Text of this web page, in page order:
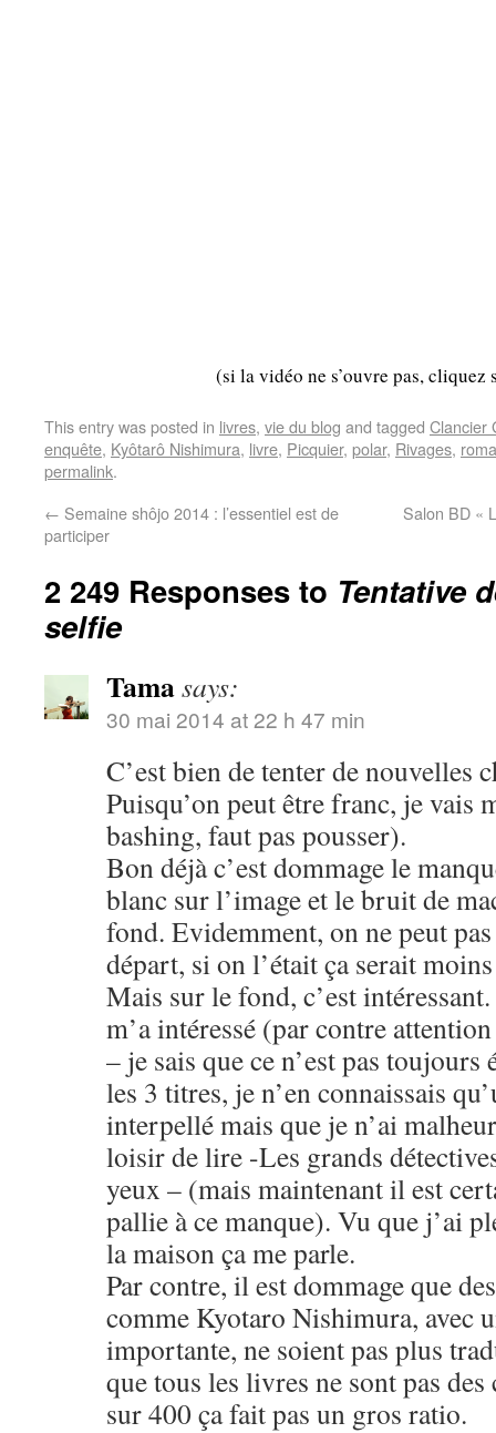
(si la vidéo ne s’ouvre pas, cliquez
This entry was posted in livres, vie du blog and tagged Clancier
enquête, Kyôtarô Nishimura, livre, Picquier, polar, Rivages,
permalink.
← Semaine shôjo 2014 : l’essentiel est de
participer
Salon BD «
2 249 Responses to Tentative
selfie
Tamasays:
30 mai 2014 at 22 h 47 min
C’est bien de tenter de nouvelles
Puisqu’on peut être franc, je vais
bashing, faut pas pousser).
Bon déjà c’est dommage le
blanc sur l’image et le bruit de
fond. Evidemment, on ne peut
départ, si on l’était ça serait
Mais sur le fond, c’est
m’a intéressé (par contre
– je sais que ce n’est pas
les 3 titres, je n’en connaissais
interpellé mais que je n’ai
loisir de lire -Les grands
yeux – (mais maintenant il est
pallie à ce manque). Vu que j’ai
la maison ça me parle.
Par contre, il est dommage que
comme Kyotaro Nishimura, avec
importante, ne soient pas plus
que tous les livres ne sont pas
sur 400 ça fait pas un gros ratio.